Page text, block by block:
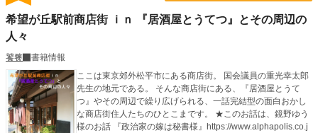
希望が丘駅前商店街 ｉｎ 『居酒屋とうてつ』とその周辺の
人々
饕餮
書籍情報
ここは東京郊外松平市にある商店街。 国会議員の重光幸太郎
先生の地元である。 そんな商店街にある、『居酒屋とうて
つ』やその周辺で繰り広げられる、一話完結型の面白おかし
な商店街住人たちのひとこまです。 ★このお話は、鏡野ゆう
様のお話 『政治家の嫁は秘書様』https://www.alphapolis.co.j